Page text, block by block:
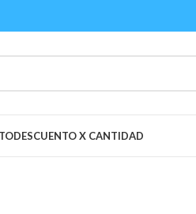
DESCUENTO X CANTIDAD